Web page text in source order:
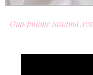
Открийте гамата